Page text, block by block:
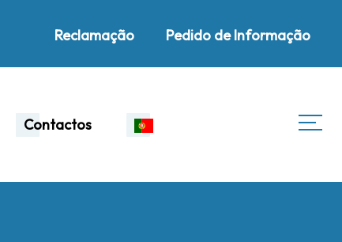
Reclamação Pedido de Informação
Contactos